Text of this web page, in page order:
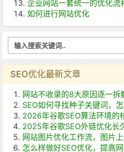
企业网站一套统一的优化流
如何进行网站优化
SEO优化最新文章
网站不收录的8大原因逐一拆
SEO如何寻找种子关键词，
2026年谷歌SEO算法环境的
2025年谷歌SEO外链优化长
网站图片优化工作流，图片
怎么样做好SEO优化，提高